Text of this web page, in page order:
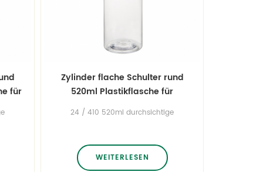
für
Zylinder flache Schulter rund
520ml Plastikflasche für
24 / 410 520ml durchsichtige
in voller Größe von Bullet Bottles,
Cosmo runde Flaschen,
Zylinderflaschen und quadratische
WEITERLESEN